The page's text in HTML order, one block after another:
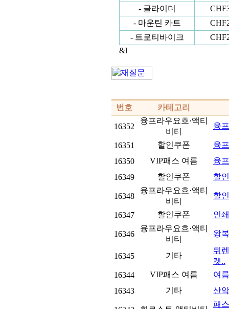
- 글라이더
- 마운틴 카트
- 트로티바이크
&l
번호 카테고리
16352
융프라우요흐·액티
비티
융
16351 할인쿠폰
융
16350
VIP패스 여름
융
16349
할인쿠폰 할
16348
융프라우요흐·액티
비티
할
16347 할인쿠폰 인
16346
융프라우요흐·액티
비티
왕
16345 기타
뮈
켓..
16344
VIP패스 여름
여
16343
기타 산
패